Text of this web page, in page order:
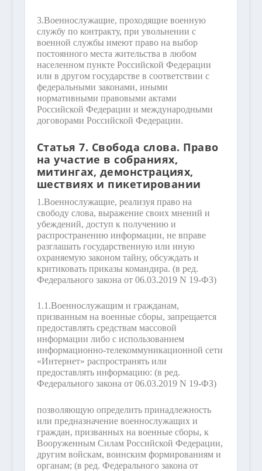
3.Военнослужащие, проходящие военную
службу по контракту, при увольнении с
военной службы имеют право на выбор
постоянного места жительства в любом
населенном пункте Российской Федерации
или в другом государстве в соответствии с
федеральными законами, иными
нормативными правовыми актами
Российской Федерации и международными
договорами Российской Федерации.
Статья 7. Свобода слова. Право
на участие в собраниях,
митингах, демонстрациях,
шествиях и пикетировании
1.Военнослужащие, реализуя право на
свободу слова, выражение своих мнений и
убеждений, доступ к получению и
распространению информации, не вправе
разглашать государственную или иную
охраняемую законом тайну, обсуждать и
критиковать приказы командира. (в ред.
Федерального закона от 06.03.2019 N 19-ФЗ)
1.1.Военнослужащим и гражданам,
призванным на военные сборы, запрещается
предоставлять средствам массовой
информации либо с использованием
информационно-телекоммуникационной сети
«Интернет» распространять или
предоставлять информацию: (в ред.
Федерального закона от 06.03.2019 N 19-ФЗ)
позволяющую определить принадлежность
или предназначение военнослужащих и
граждан, призванных на военные сборы, к
Вооруженным Силам Российской Федерации,
другим войскам, воинским формированиям и
органам; (в ред. Федерального закона от